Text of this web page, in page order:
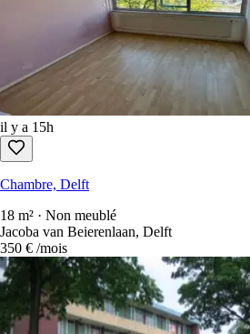
il y a 15h
Chambre, Delft
18 m² · Non meublé
Jacoba van Beierenlaan, Delft
350 € /mois